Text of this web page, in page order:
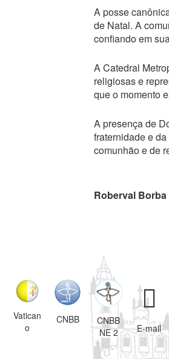
A posse
de Natal. A
confiando em
A Catedral
religiosas e
que o momento
A presença de
fraternidade e
comunhão e de
Roberval Borba
Vatican
o
CNBB
CNBB
NE 2
E-mail